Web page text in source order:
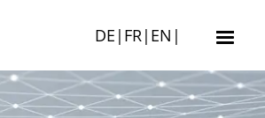
DE | FR | EN |